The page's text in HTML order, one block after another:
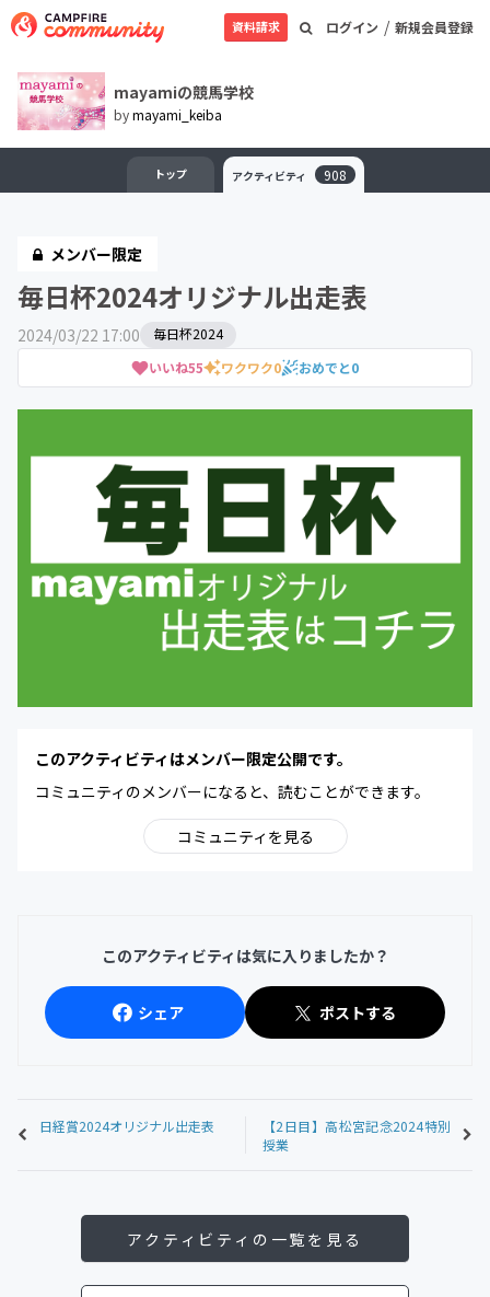
ログイン / 新規会員登録
資料請求
mayamiの競馬学校
bymayami_keiba
トップ アクティビティ 908
メンバー限定
毎日杯2024オリジナル出走表
2024/03/22 17:00
いいね55 ワクワク0 おめでと0
毎日杯2024
このアクティビティはメンバー限定公開です。
コミュニティのメンバーになると、読むことができます。
コミュニティを見る
このアクティビティは気に入りましたか？
シェア ポストする
日経賞2024オリジナル出走表
【2日目】高松宮記念2024特別
授業
アクティビティの一覧を見る